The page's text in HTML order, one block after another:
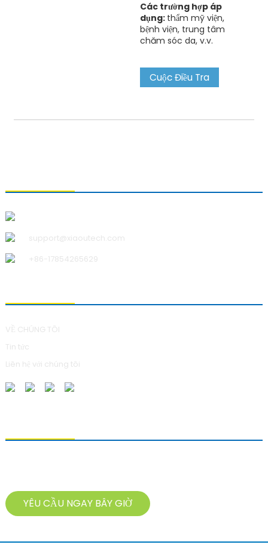
Các trường hợp áp
dụng: thẩm mỹ viện,
bệnh viện, trung tâm
chăm sóc da, v.v.
Cuộc Điều Tra
support@xiaoutech.com
+86-17854265629
VỀ CHÚNG TÔI
Tin tức
Liên hệ với chúng tôi
YÊU CẦU NGAY BÂY GIỜ